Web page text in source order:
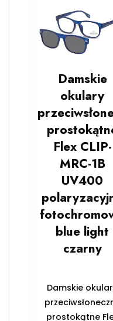
Damskie
okulary
Flex CLIP-
MRC-1B
UV400
blue light
czarny
Damskie
prostokątne